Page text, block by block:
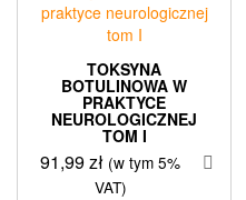
TOKSYNA
BOTULINOWA W
PRAKTYCE
NEUROLOGICZNEJ
TOM I
91,99zł (w tym 5%
VAT)